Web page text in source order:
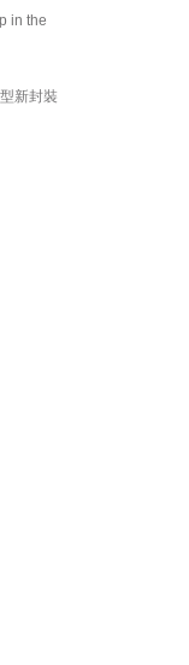
in the
新封裝